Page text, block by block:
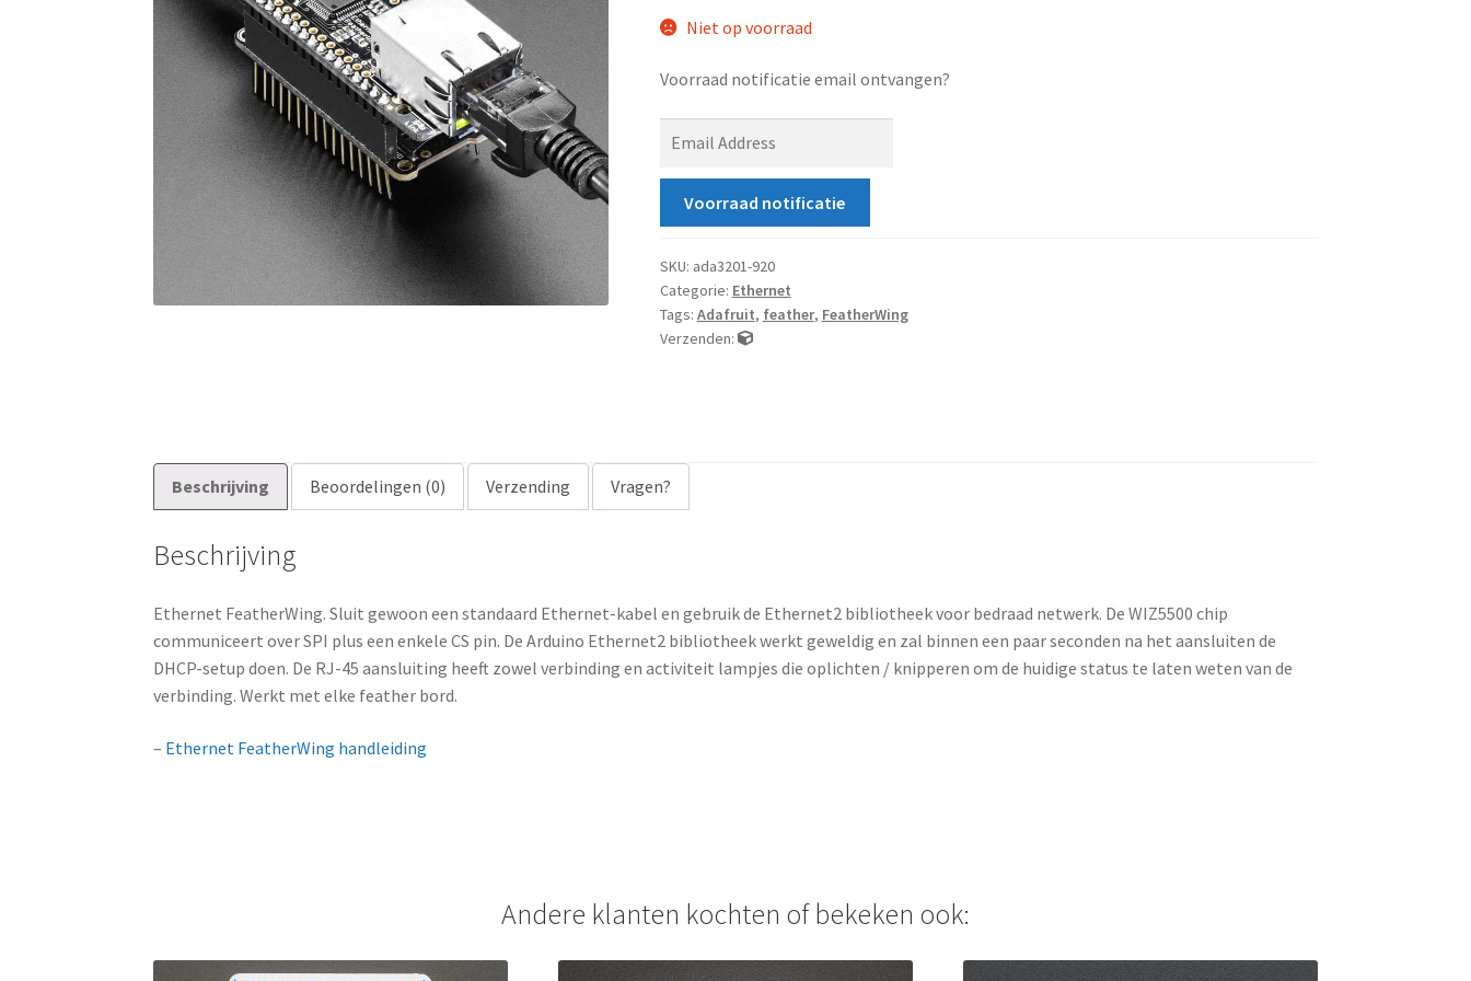
Niet op voorraad
Voorraad notificatie email ontvangen?
t
y
o
u
r
i
l
a
e
s
s
e
Voorraad notificatie
SKU: ada3201-920
Categorie: Ethernet
Tags: Adafruit, feather, FeatherWing
Verzenden:
Beschrijving Beoordelingen (0) Verzending Vragen?
Beschrijving
Ethernet FeatherWing. Sluit gewoon een standaard Ethernet-kabel en gebruik de Ethernet2 bibliotheek voor bedraad netwerk. De WIZ5500 chip
communiceert over SPI plus een enkele CS pin. De Arduino Ethernet2 bibliotheek werkt geweldig en zal binnen een paar seconden na het aansluiten de
DHCP-setup doen. De RJ-45 aansluiting heeft zowel verbinding en activiteit lampjes die oplichten / knipperen om de huidige status te laten weten van de
verbinding. Werkt met elke feather bord.
– Ethernet FeatherWing handleiding
Andere klanten kochten of bekeken ook: